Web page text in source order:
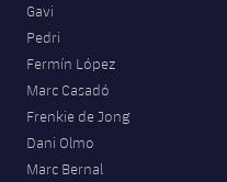
Gavi
Pedri
Fermín López
Marc Casadó
Frenkie de Jong
Dani Olmo
Marc Bernal